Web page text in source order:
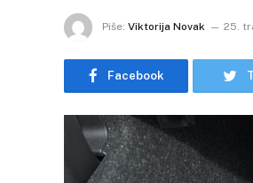
Piše: Viktorija Novak 25.
Facebook